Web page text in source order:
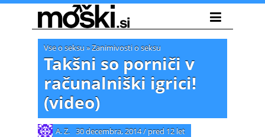
Vse o seksu »Zanimivosti o seksu
Takšni so porniči v
računalniški igrici!
(video)
A. Z. 30 decembra, 2014/ pred 12 let